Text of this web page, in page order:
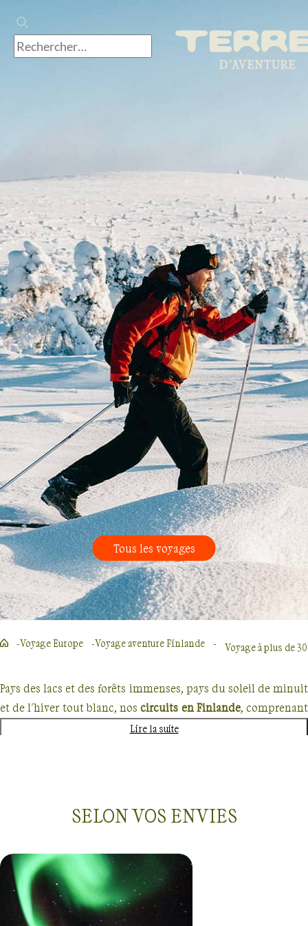
Voyages FinlandeÀ plus de 3000 euros
Tous les voyages
Voyage Europe Voyage aventure Finlande Voyage à plus de
Pays des lacs et des forêts immenses, pays du soleil de minuit
et de l'hiver tout blanc, noscircuits en Finlande, comprenant
randonnée, vous plongeront au cœur
sauvage, de grands espaces sans limite et hors du temps, vers
savourer la détente unique des
finlandais, pris dans le calme des petits villages lapons.
Ni tout à fait scandinave, ni russe, la Finlande possède
Lire la suite
SELON VOS ENVIES